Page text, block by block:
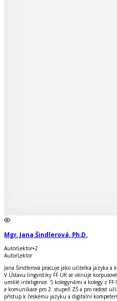
Mgr. Jana Šindlerová, Ph.D.
AutorLektor+2
AutorLektor
Jana Šindlerová pracuje jako učitelka jazyka
V Ústavu lingvistiky FF UK se věnuje
umělé inteligence. S kolegyněmi a kolegy z FF
a komunikace pro 2. stupeň ZŠ a pro radost
přístup k českému jazyku a digitální